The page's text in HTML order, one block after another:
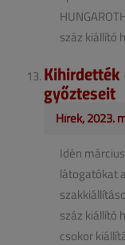
száz kiállító
Kihirdették
győzteseit
Hírek, 2023.
Idén
látogatókat
száz kiállító
csokor